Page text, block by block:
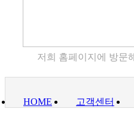
저희 홈페이지에 방문
HOME 고객센터